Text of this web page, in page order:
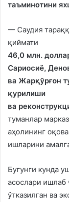
таъминотини
— Саудия
қиймати
46,0 млн.
Сариосиё,
ва Жарқўрғон
қурилиши
ва
туманлар
аҳолининг
ишларини
Бугунги кунда
асослари ишлаб
ўтказилган ва